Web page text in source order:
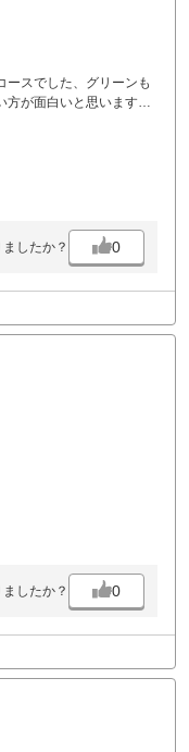
ースでした、グリーンも
方が面白いと思います
したか？ 0
したか？ 0